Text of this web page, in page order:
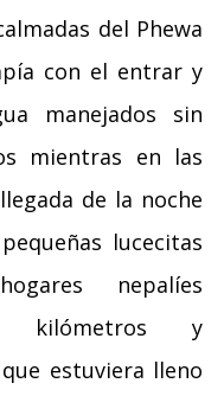
del Phewa
con el entrar y
manejados sin
mientras en las
de la noche
lucecitas
nepalíes
kilómetros y
estuviera lleno